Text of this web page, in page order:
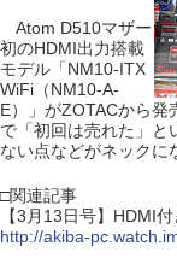
Atom D510マザー
初のHDMI出力搭載
モデル「NM10-ITX
WiFi（NM10-A-
E）」がZOTACから発
で「初回は売れた」と
ない点などがネックに
□関連記事
【3月13日号】HDMI
http://akiba-